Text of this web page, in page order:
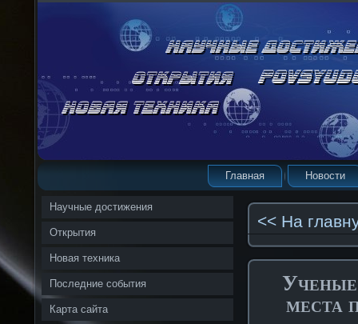
Главная Новости
Научные достижения
Открытия
Новая техника
Последние события
Карта сайта
<< На
места